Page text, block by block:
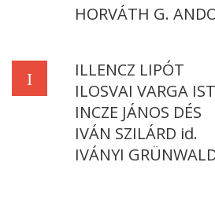
HORVÁTH G.
I
ILLENCZ LIPÓT
ILOSVAI VARGA
INCZE JÁNOS DÉS
IVÁN SZILÁRD id.
IVÁNYI